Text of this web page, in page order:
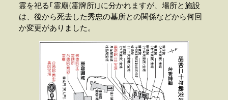
霊を祀る｢霊廟(霊牌所)｣に分かれますが、場所と施設
は、後から死去した秀忠の墓所との関係などから何回
か変更がありました。